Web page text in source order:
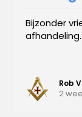
Bijzonder
afhandeling.
Rob
2